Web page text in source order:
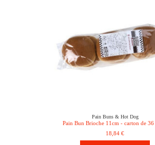
Pain Buns & Hot Dog
Pain Bun Brioche 11cm - carton de 36
18,84 €